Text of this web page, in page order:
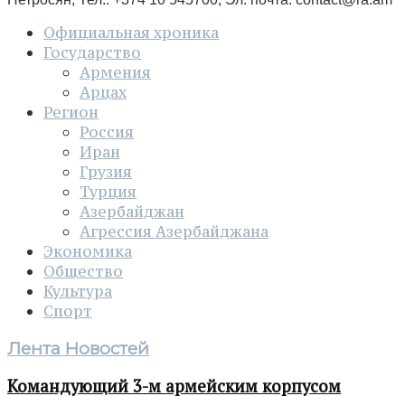
Официальная хроника
Государство
Армения
Арцах
Регион
Россия
Иран
Грузия
Турция
Азербайджан
Агрессия Азербайджана
Экономика
Общество
Культура
Спорт
Лента Новостей
Командующий 3-м армейским корпусом